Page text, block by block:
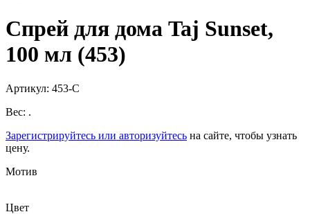
Спрей для дома Taj Sunset,
100 мл (453)
Артикул: 453-С
Вес: .
Зарегистрируйтесь или авторизуйтесь на сайте, чтобы узнать
цену.
Мотив
Цвет